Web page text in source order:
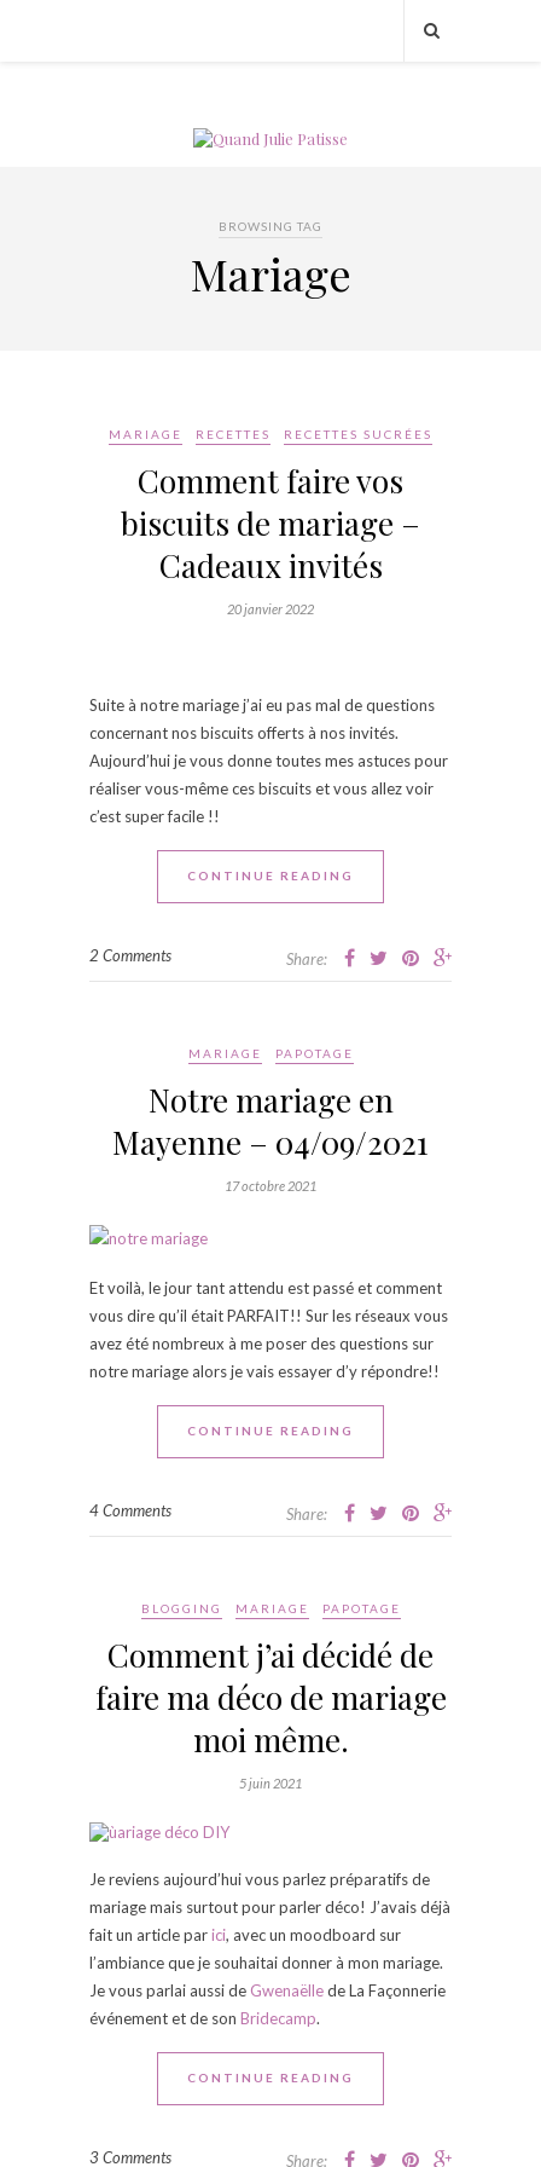
BROWSING TAG
Mariage
MARIAGE RECETTES RECETTES SUCRÉES
Comment faire vos
biscuits de mariage –
Cadeaux invités
20 janvier 2022
Suite à notre mariage j’ai eu pas mal de questions
concernant nos biscuits offerts à nos invités.
Aujourd’hui je vous donne toutes mes astuces pour
réaliser vous-même ces biscuits et vous allez voir
c’est super facile !!
CONTINUE READING
2 Comments Share:
MARIAGE PAPOTAGE
Notre mariage en
Mayenne – 04/09/2021
17 octobre 2021
Et voilà, le jour tant attendu est passé et comment
vous dire qu’il était PARFAIT!! Sur les réseaux vous
avez été nombreux à me poser des questions sur
notre mariage alors je vais essayer d’y répondre!!
CONTINUE READING
4 Comments Share:
BLOGGING MARIAGE PAPOTAGE
Comment j’ai décidé de
faire ma déco de mariage
moi même.
5 juin 2021
Je reviens aujourd’hui vous parlez préparatifs de
mariage mais surtout pour parler déco! J’avais déjà
fait un article parici, avec un moodboard sur
l’ambiance que je souhaitai donner à mon mariage.
Je vous parlai aussi de Gwenaëllede La Façonnerie
événement et de son Bridecamp.
CONTINUE READING
3 Comments Share: